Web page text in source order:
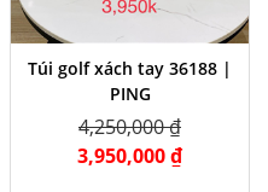
Túi golf xách tay 36188 |
PING
4,250,000 ₫
3,950,000 ₫